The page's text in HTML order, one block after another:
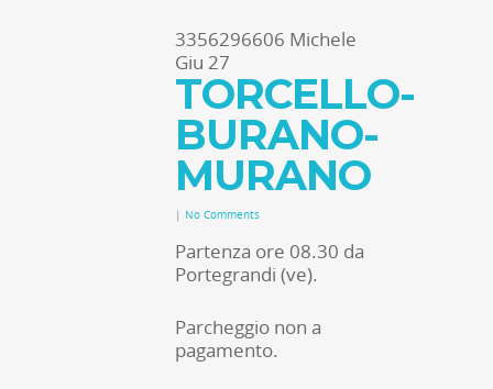
3356296606 Michele
Giu 27
TORCELLO-
BURANO-
MURANO
| No Comments
Partenza ore 08.30 da
Portegrandi (ve).
Parcheggio non a
pagamento.